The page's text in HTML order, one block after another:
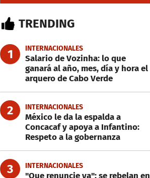
TRENDING
1 INTERNACIONALES
Salario de Vozinha: lo que
ganará al año, mes, día y hora el
arquero de Cabo Verde
2 INTERNACIONALES
México le da la espalda a
Concacaf y apoya a Infantino:
Respeto a la gobernanza
3 INTERNACIONALES
"Que renuncie ya": se rebelan en